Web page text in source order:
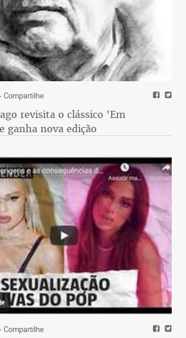
- Compartilhe
revisita o clássico 'Em
ganha nova edição
- Compartilhe